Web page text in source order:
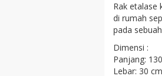
Rak etalase
di rumah
pada
Dimensi :
Panjang:
Lebar: 30 cm